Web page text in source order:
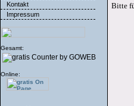
Kontakt
Impressum
Gesamt:
Online:
Bitte